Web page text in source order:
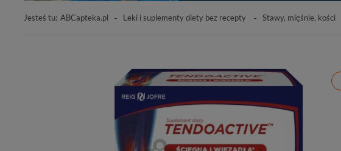
Jesteś tu: ABCapteka.pl Leki i suplementy diety bez recepty Stawy, mięśnie, kości